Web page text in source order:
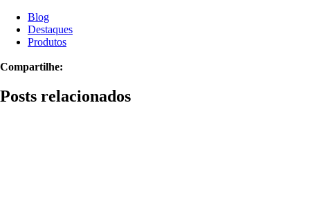
Blog
Destaques
Produtos
Compartilhe:
Posts relacionados